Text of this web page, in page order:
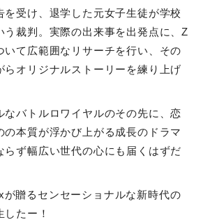
を受け、退学した元女子生徒が学校
う裁判。実際の出来事を出発点に、Z
いて広範囲なリサーチを行い、その
らオリジナルストーリーを練り上げ
なバトルロワイヤルのその先に、恋
の本質が浮かび上がる成長のドラマ
らず幅広い世代の心にも届くはずだ
贈るセンセーショナルな新時代の
たー！